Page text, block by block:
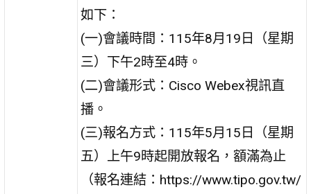
如下：
(一)會議時間：115年8月19日（星期
三）下午2時至4時。
(二)會議形式：Cisco Webex視訊直
播。
(三)報名方式：115年5月15日（星期
五）上午9時起開放報名，額滿為止
（報名連結：https://www.tipo.gov.tw/